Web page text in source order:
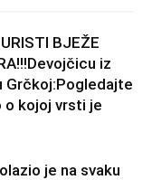
BJEŽE
iz
Grčkoj:Pogledajte
o kojoj vrsti je
je na svaku